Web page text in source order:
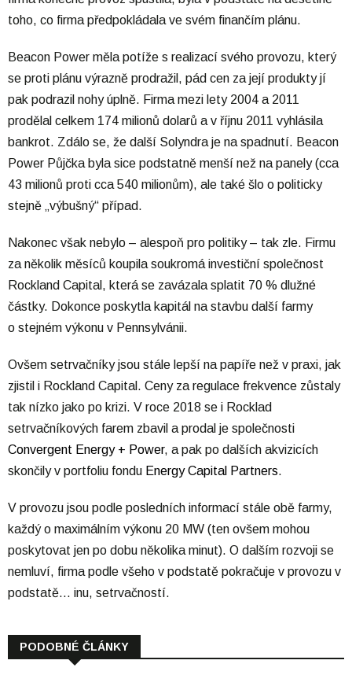
toho, co firma předpokládala ve svém finančím plánu.
Beacon Power měla potíže s realizací svého provozu, který
se proti plánu výrazně prodražil, pád cen za její produkty jí
pak podrazil nohy úplně. Firma mezi lety 2004 a 2011
prodělal celkem 174 milionů dolarů a v říjnu 2011 vyhlásila
bankrot. Zdálo se, že další Solyndra je na spadnutí. Beacon
Power Půjčka byla sice podstatně menší než na panely (cca
43 milionů proti cca 540 milionům), ale také šlo o politicky
stejně „výbušný“ případ.
Nakonec však nebylo – alespoň pro politiky – tak zle. Firmu
za několik měsíců koupila soukromá investiční společnost
Rockland Capital, která se zavázala splatit 70 % dlužné
částky. Dokonce poskytla kapitál na stavbu další farmy
o stejném výkonu v Pennsylvánii.
Ovšem setrvačníky jsou stále lepší na papíře než v praxi, jak
zjistil i Rockland Capital. Ceny za regulace frekvence zůstaly
tak nízko jako po krizi. V roce 2018 se i Rocklad
setrvačníkových farem zbavil a prodal je společnosti
Convergent Energy + Power, a pak po dalších akvizicích
skončily v portfoliu fondu Energy Capital Partners.
V provozu jsou podle posledních informací stále obě farmy,
každý o maximálním výkonu 20 MW (ten ovšem mohou
poskytovat jen po dobu několika minut). O dalším rozvoji se
nemluví, firma podle všeho v podstatě pokračuje v provozu v
podstatě… inu, setrvačností.
PODOBNÉ ČLÁNKY